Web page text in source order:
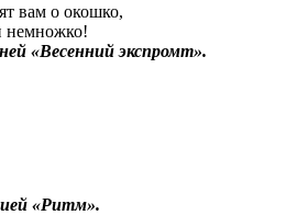
вам о окошко,
немножко!
«Весенний экспромт».
«Ритм».